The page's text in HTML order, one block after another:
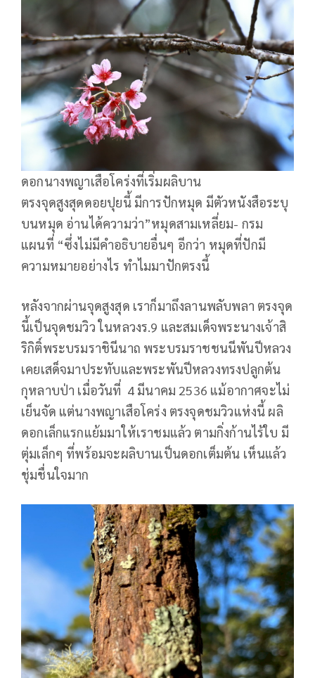
ดอกนางพญาเสือโคร่งที่เริ่มผลิบาน
ตรงจุดสูงสุดดอยปุยนี้ มีการปักหมุด มีตัวหนังสือระบุ
บนหมุด อ่านได้ความว่า”หมุดสามเหลี่ยม- กรม
แผนที่ “ซึ่งไม่มีคำอธิบายอื่นๆ อีกว่า หมุดที่ปักมี
ความหมายอย่างไร ทำไมมาปักตรงนี้
หลังจากผ่านจุดสูงสุด เราก็มาถึงลานพลับพลา ตรงจุด
นี้เป็นจุดชมวิว ในหลวงร.9 และสมเด็จพระนางเจ้าสิ
ริกิติ์พระบรมราชินีนาถ พระบรมราชชนนีพันปีหลวง
เคยเสด็จมาประทับและพระพันปีหลวงทรงปลูกต้น
กุหลาบป่า เมื่อวันที่ 4 มีนาคม 2536 แม้อากาศจะไม่
เย็นจัด แต่นางพญาเสือโคร่ง ตรงจุดชมวิวแห่งนี้ ผลิ
ดอกเล็กแรกแย้มมาให้เราชมแล้ว ตามกิ่งก้านไร้ใบ มี
ตุ่มเล็กๆ ที่พร้อมจะผลิบานเป็นดอกเต็มต้น เห็นแล้ว
ชุ่มชื่นใจมาก